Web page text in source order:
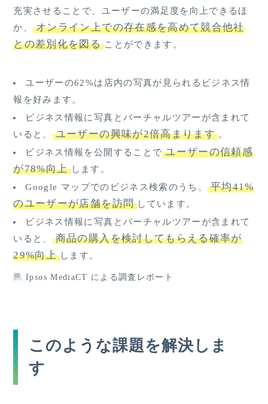
充実させることで、ユーザーの満足度を向上できるほ
か、 オンライン上での存在感を高めて競合他社
との差別化を図る ことができます。
ユーザーの62%は店内の写真が見られるビジネス情
報を好みます。
ビジネス情報に写真とバーチャルツアーが含まれて
いると、
ユーザーの興味が2倍高まります 。
ビジネス情報を公開することで ユーザーの信頼感
が78%向上 します。
Google マップでのビジネス検索のうち、 平均41%
のユーザーが店舗を訪問 しています。
ビジネス情報に写真とバーチャルツアーが含まれて
いると、
商品の購入を検討してもらえる確率が
29%向上 します。
Ipsos MediaCT による調査レポート
このような課題を解決しま
す